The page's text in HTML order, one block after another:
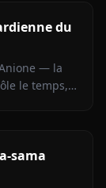
du
— la
le temps,
sama